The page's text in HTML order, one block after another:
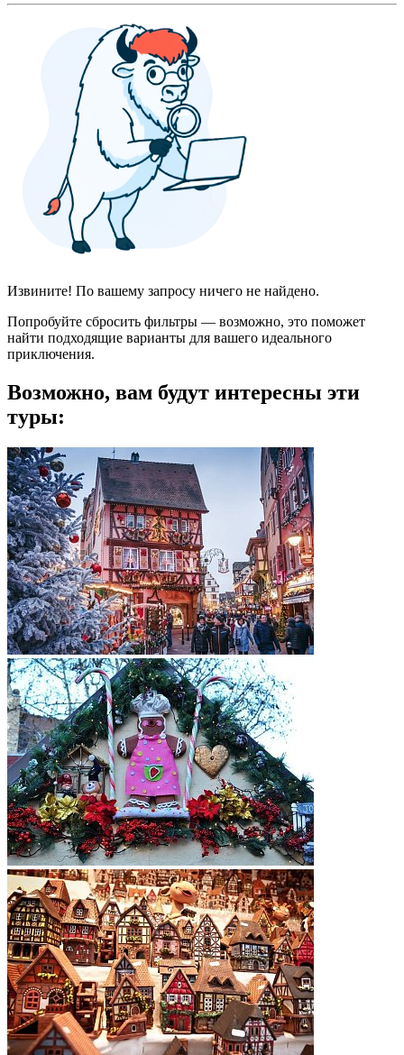
Извините! По вашему запросу ничего не найдено.
Попробуйте сбросить фильтры — возможно, это поможет
найти подходящие варианты для вашего идеального
приключения.
Возможно, вам будут интересны эти
туры: